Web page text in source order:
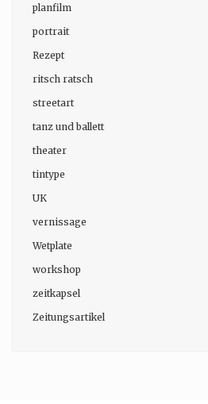
planfilm
portrait
Rezept
ritsch ratsch
streetart
tanz und ballett
theater
tintype
UK
vernissage
Wetplate
workshop
zeitkapsel
Zeitungsartikel